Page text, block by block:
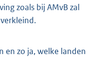
zoals bij AMvB zal
en zo ja, welke landen